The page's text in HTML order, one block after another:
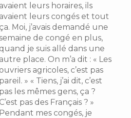
avaient leurs horaires, ils
avaient leurs congés et tout
ça. Moi, j’avais demandé une
de congé en plus,
quand je suis allé dans une
autre place. On m’a dit : « Les
ouvriers agricoles, c’est pas
pareil. » « Tiens, j’ai dit, c’est
pas les mêmes gens, ça ?
C’est pas des Français ? »
Pendant mes congés, je